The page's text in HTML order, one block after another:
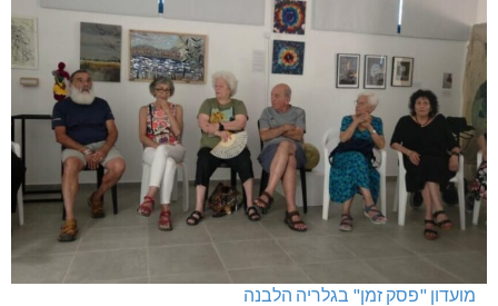
מועדון "פסק זמן" בגלריה הלבנה